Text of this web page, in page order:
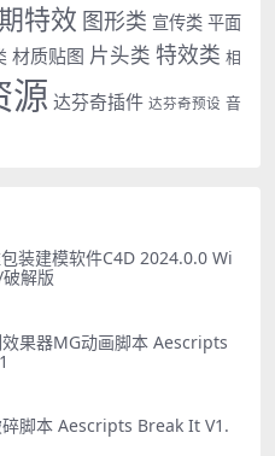
特效 图形类 宣传类 平面
材质贴图 片头类 特效类 相
源 达芬奇插件 达芬奇预设 音
装建模软件C4D 2024.0.0 Wi
解版
果器MG动画脚本 Aescripts
脚本 Aescripts Break It V1.